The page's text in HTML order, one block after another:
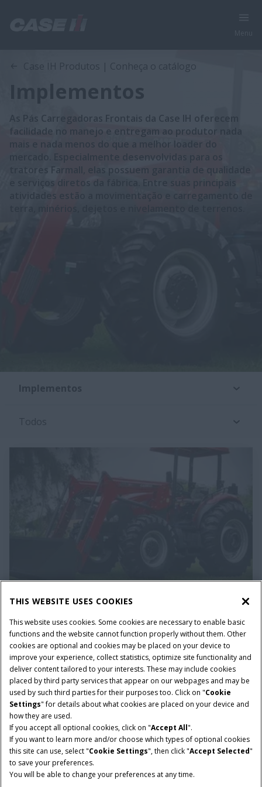
Case IH Produtos | Conheça o catálogo
Implementos
As Pás Carregadoras Frontais da Case IH oferecem
facilidade no manejo e entregam ao produtor nada
mais e nada menos do que a melhor loader do
mercado. Especialmente desenvolvidas para os
tratores Farmall, elas possuem garantia de qualidade
e serviços diretos da fábrica. Entre suas principais
atividades estão a movimentação e carregamento de
terra, minérios, dejetos e nivelamento de terrenos.
Implementos
Todos
Pá Carregadora Frontal
Engate automático e desengate instantâneo, único
do mercado.
A Case IH lança a sua linha de pás carregadoras frontais
original de fábrica, especialmente desenvolvida para sua
linha de tratores Farmall. Elas entregam qualidade,
robustez e tecnologia para oferecer ao produtor a melhor
loader.
THIS WEBSITE USES COOKIES
This website uses cookies. Some cookies are necessary to enable basic
functions and the website cannot function properly without them. Other
cookies are optional and cookies may be placed on your device to
improve your experience, collect statistics, optimize site functionality and
deliver content tailored to your interests. These may include cookies
placed by third party services that appear on our webpages and may be
used by such third parties for their purposes too. Click on "Cookie
Settings" for details about what cookies are placed on your device and
how they are used.
If you accept all optional cookies, click on "Accept All".
If you want to learn more and/or choose which types of optional cookies
this site can use, select "Cookie Settings", then click "Accept Selected"
to save your preferences.
You will be able to change your preferences at any time.